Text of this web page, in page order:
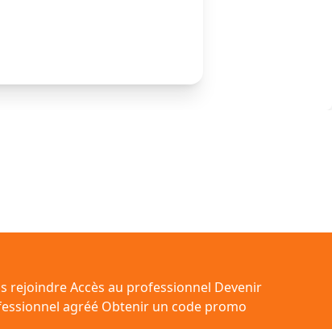
rejoindreAccès au professionnel Devenir
agréé Obtenir un code promo